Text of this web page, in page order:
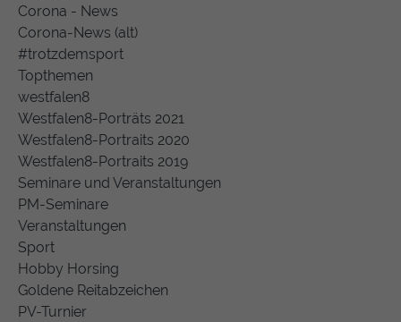
Corona - News
Corona-News (alt)
#trotzdemsport
Topthemen
westfalen8
Westfalen8-Porträts 2021
Westfalen8-Portraits 2020
Westfalen8-Portraits 2019
Seminare und Veranstaltungen
PM-Seminare
Veranstaltungen
Sport
Hobby Horsing
Goldene Reitabzeichen
PV-Turnier